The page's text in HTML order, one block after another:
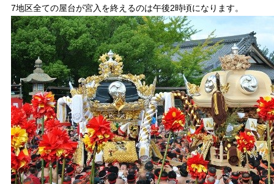
7地区全ての屋台が宮入を終えるのは午後2時頃になります。